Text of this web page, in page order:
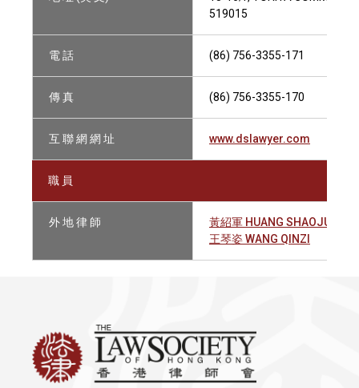
519015
電 話 (86) 756-3355-171
傳 真 (86) 756-3355-170
互 聯 網 網 址 www.dslawyer.com
職 員
外 地 律 師
黃紹軍 HUANG SHAOJUN
王琴姿 WANG QINZI